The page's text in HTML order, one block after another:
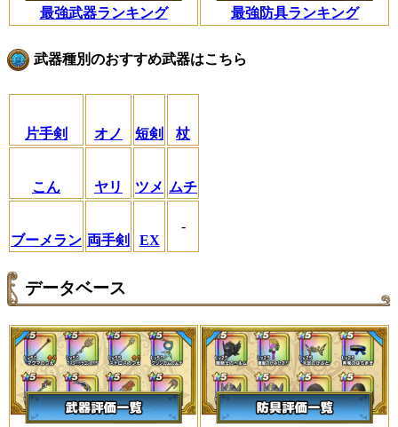
最強武器ランキング 最強防具ランキング
武器種別のおすすめ武器はこちら
片手剣 オノ 短剣 杖
こん ヤリ ツメ ムチ
ブーメラン 両手剣 EX
-
データベース